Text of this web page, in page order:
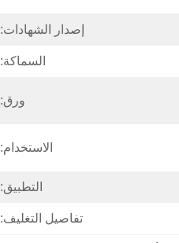
إصدار الشهادات:
السماكة:
ورق:
الاستخدام:
التطبيق:
تفاصيل التغليف: